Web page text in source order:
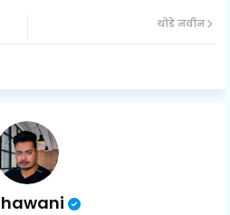
ap
थोडे नवीन